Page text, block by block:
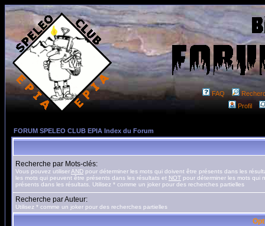
FAQ
Profil
FORUM SPELEO CLUB EPIA Index du Forum
Recherche par Mots-clés:
Vous pouvez utiliserAND pour déterminer les mots qui doivent être présents dans les
les mots qui peuvent être présents dans les résultats et NOT pour déterminer les mots qui
présents dans les résultats. Utilisez * comme un joker pour des recherches partielles
Recherche par Auteur:
Utilisez * comme un joker pour des recherches partielles